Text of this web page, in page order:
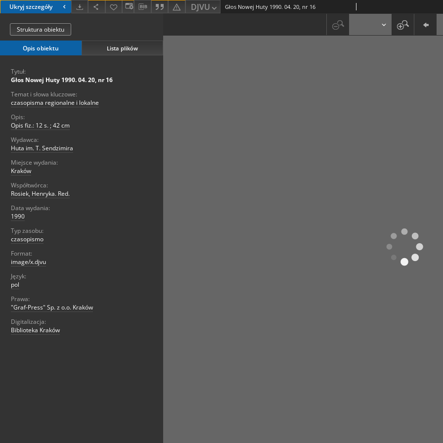
Ukryj szczegóły DJVU Głos Nowej Huty 1990. 04. 20, nr 16
Struktura obiektu
Opis obiektu Lista plików
Tytuł:
Głos Nowej Huty 1990. 04. 20, nr 16
Temat i słowa kluczowe:
czasopisma regionalne i lokalne
Opis:
Opis fiz.: 12 s. ; 42 cm
Wydawca:
Huta im. T. Sendzimira
Miejsce wydania:
Kraków
Współtwórca:
Rosiek, Henryka. Red.
Data wydania:
1990
Typ zasobu:
czasopismo
Format:
image/x.djvu
Język:
pol
Prawa:
"Graf-Press" Sp. z o.o. Kraków
Digitalizacja:
Biblioteka Kraków